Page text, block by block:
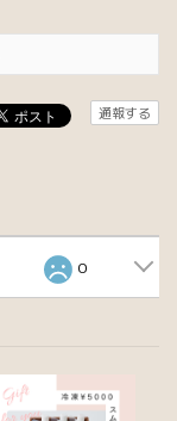
通報する
0